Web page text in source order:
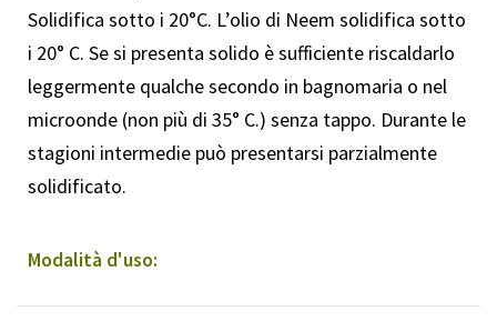
Solidifica sotto i 20°C. L’olio di Neem solidifica sotto
i 20° C. Se si presenta solido è sufficiente riscaldarlo
leggermente qualche secondo in bagnomaria o nel
microonde (non più di 35° C.) senza tappo. Durante le
stagioni intermedie può presentarsi parzialmente
solidificato.
Modalità d'uso: